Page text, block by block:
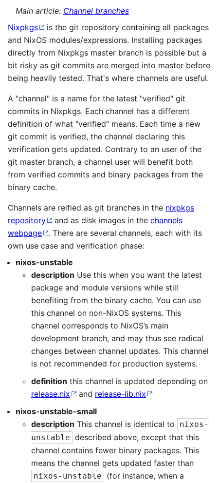
Main article: Channel branches
Nixpkgs
is the git repository containing all packages
and NixOS modules/expressions. Installing packages
directly from Nixpkgs master branch is possible but a
bit risky as git commits are merged into master before
being heavily tested. That's where channels are useful.
A "channel" is a name for the latest "verified" git
commits in Nixpkgs. Each channel has a different
definition of what "verified" means. Each time a new
git commit is verified, the channel declaring this
verification gets updated. Contrary to an user of the
git master branch, a channel user will benefit both
from verified commits and binary packages from the
binary cache.
Channels are reified as git branches in the nixpkgs
repository
and as disk images in the channels
webpage
. There are several channels, each with its
own use case and verification phase:
nixos-unstable
description Use this when you want the latest
package and module versions while still
benefiting from the binary cache. You can use
this channel on non-NixOS systems. This
channel corresponds to NixOS’s main
development branch, and may thus see radical
changes between channel updates. This channel
is not recommended for production systems.
definition this channel is updated depending on
release.nix
and release-lib.nix
nixos-unstable-small
description This channel is identical to
nixos-
unstable described above, except that this
channel contains fewer binary packages. This
means the channel gets updated faster than
nixos-unstable
(for instance, when a